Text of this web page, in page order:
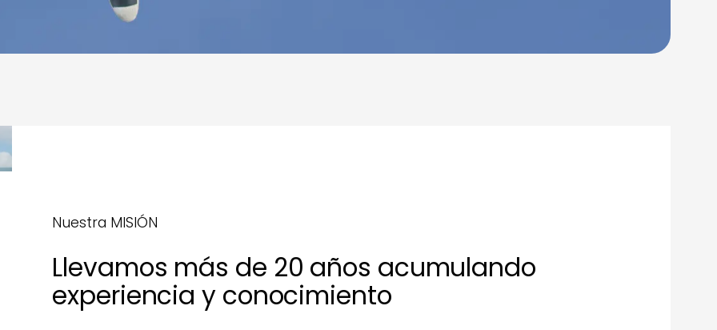
Nuestra MISIÓN
Llevamos más de 20 años acumulando
experiencia y conocimiento